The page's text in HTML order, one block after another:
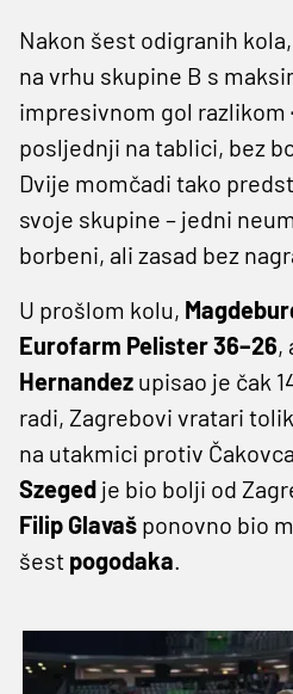
Nakon šest odigranih kola,
na vrhu skupine B s
impresivnom gol razlikom
posljednji na tablici, bez
Dvije momčadi tako
svoje skupine – jedni
borbeni, ali zasad bez
U prošlom kolu,
Eurofarm Pelister 36–26,
Hernandez upisao je čak
radi, Zagrebovi vratari
na utakmici protiv
Szeged je bio bolji od
Filip Glavaš ponovno bio
šest pogodaka.